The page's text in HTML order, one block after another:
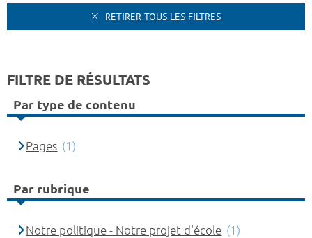
RETIRER TOUS LES FILTRES
FILTRE DE RÉSULTATS
Par type de contenu
Pages (1)
Par rubrique
Notre politique - Notre projet d'école (1)